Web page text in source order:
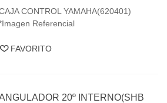
CONTROL YAMAHA(620401)
Referencial
FAVORITO
20º INTERNO(SHB